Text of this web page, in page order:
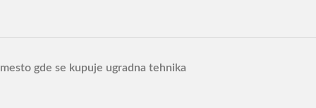
mesto gde se kupuje ugradna tehnika